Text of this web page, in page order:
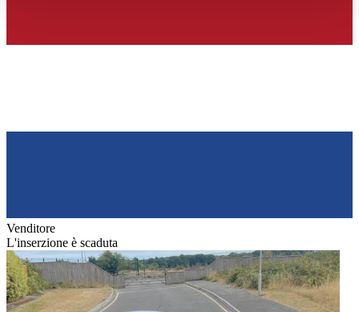
Venditore
L'inserzione è scaduta